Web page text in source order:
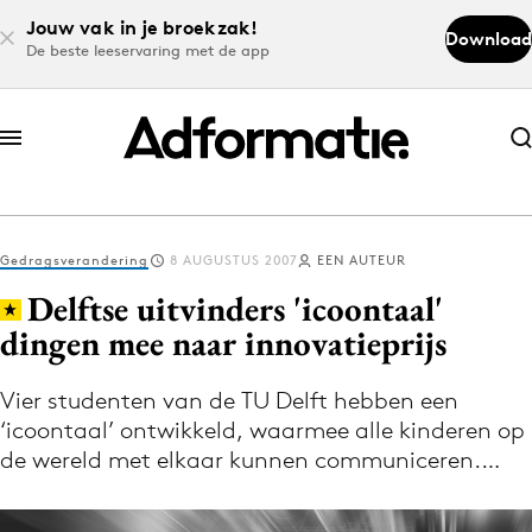
Jouw vak in je broekzak!
De beste leeservaring met de app
Download
Abonneer nu
Abonneer nu
Log in
Volg het laatste nieuws via de Adformatie
Nieuws app
Gedragsverandering 8 AUGUSTUS 2007 EEN AUTEUR
Delftse uitvinders 'icoontaal'
dingen mee naar innovatieprijs
Vier studenten van de TU Delft hebben een
‘icoontaal’ ontwikkeld, waarmee alle kinderen op
de wereld met elkaar kunnen communiceren.…